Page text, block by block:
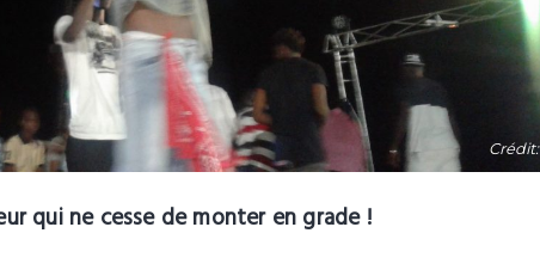
Crédit:
qui ne cesse de monter en grade !